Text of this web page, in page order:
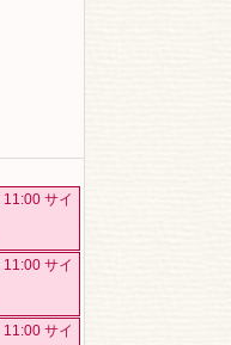
サイ
サイ
サイ